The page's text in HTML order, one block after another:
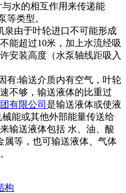
水的相互作用来传递能
等类型。
由于叶轮进口不可能形成
能超过10米，加上水流经吸
安装高度（水泵轴线距吸入
:输送介质内有空气，叶轮
不够，输送液体的比重过
有限公司 是输送液体或使液
能或其他外部能量传送给
输送液体包括 水、油、酸
属等，也可输送液体、气体
构